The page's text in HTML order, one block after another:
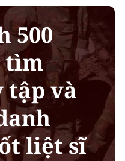
500
tìm
tập và
liệt sĩ